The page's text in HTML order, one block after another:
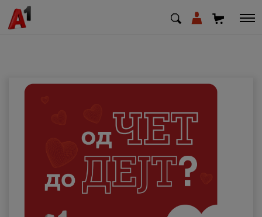
Деловни
Поддршка